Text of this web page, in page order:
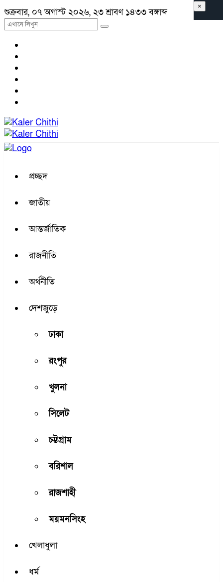
শুক্রবার, ০৭ অগাস্ট ২০২৬, ২৩ শ্রাবণ ১৪৩৩ বঙ্গাব্দ
প্রচ্ছদ
জাতীয়
আন্তর্জাতিক
রাজনীতি
অর্থনীতি
দেশজুড়ে
ঢাকা
রংপুর
খুলনা
সিলেট
চট্টগ্রাম
বরিশাল
রাজশাহী
ময়মনসিংহ
খেলাধুলা
ধর্ম
×